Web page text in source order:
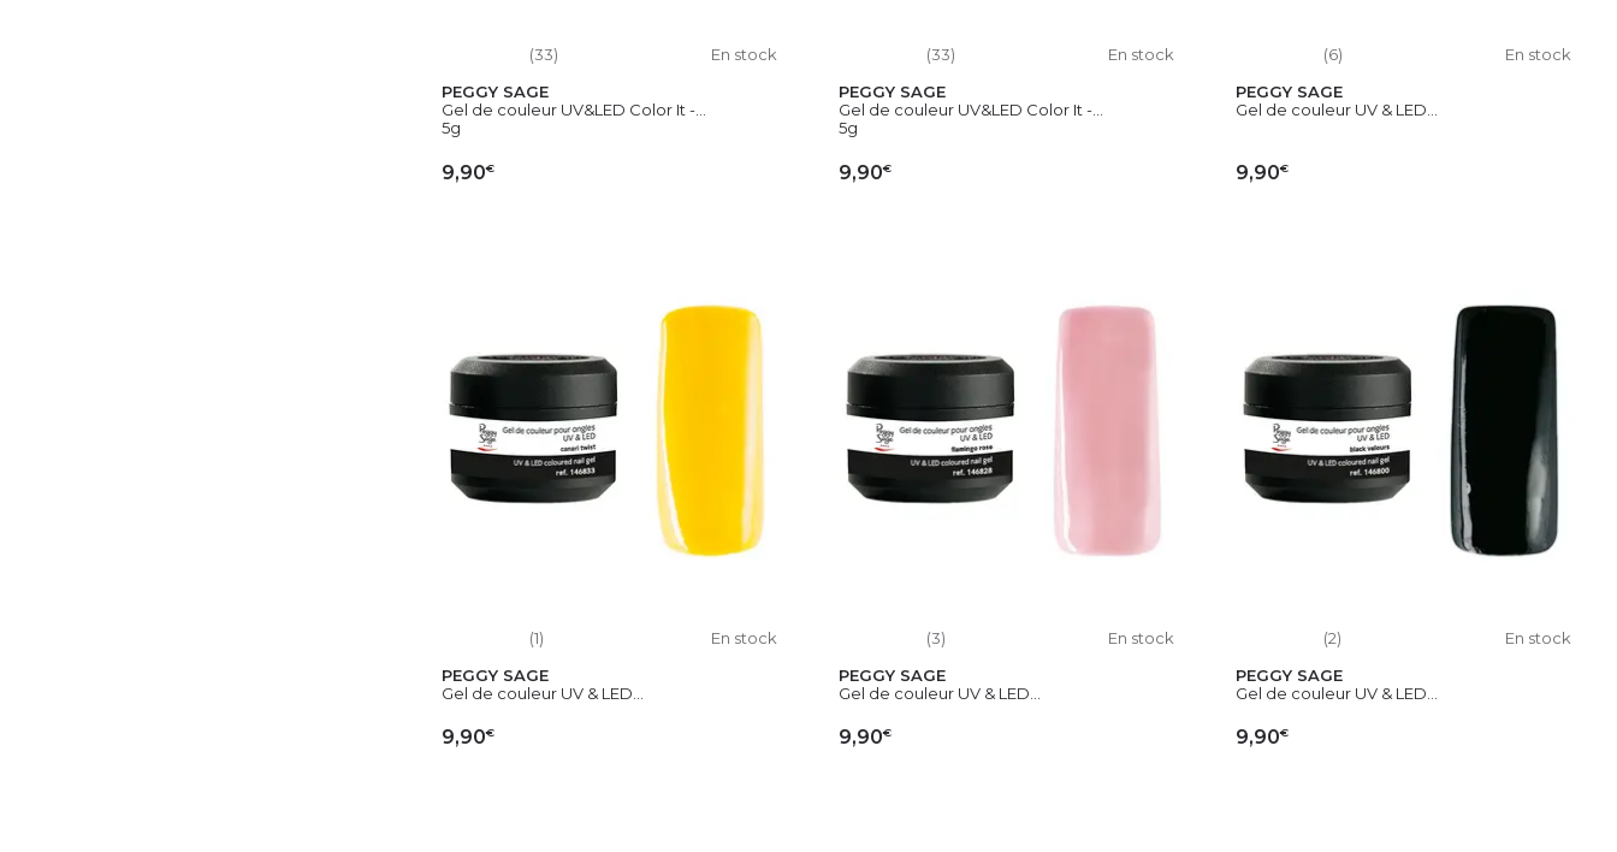
(33)
En stock
PEGGY SAGE
Gel de couleur UV&LED Color It -...
5g
9,90€
(33)
En stock
PEGGY SAGE
Gel de couleur UV&LED Color It -...
5g
9,90€
(6)
En stock
PEGGY SAGE
Gel de couleur UV & LED...
9,90€
(1)
En stock
PEGGY SAGE
Gel de couleur UV & LED...
9,90€
(3)
En stock
PEGGY SAGE
Gel de couleur UV & LED...
9,90€
(2)
En stock
PEGGY SAGE
Gel de couleur UV & LED...
9,90€